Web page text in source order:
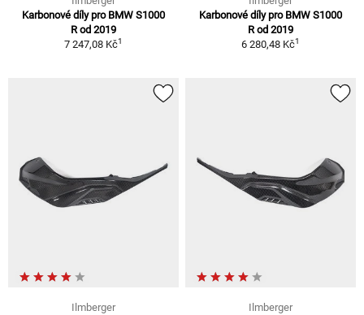
Karbonové díly pro BMW S1000
R od 2019
7 247,08 Kč1
Karbonové díly pro BMW S1000
R od 2019
6 280,48 Kč1
Ilmberger
Ilmberger